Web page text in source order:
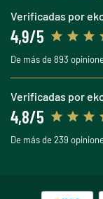
Verificadas por
4,9/5
De más de 893
Verificadas por
4,8/5
De más de 239